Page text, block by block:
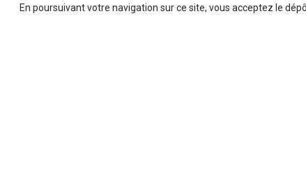
En poursuivant votre navigation sur ce site, vous acceptez le